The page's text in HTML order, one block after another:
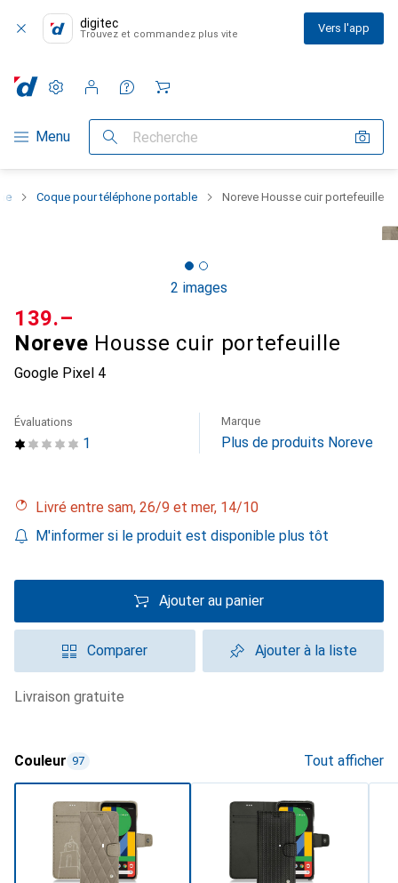
digitec
Trouvez et commandez plus vite Vers l'app
Navigation par catégorie
Menu Recherche
Paramètres
Compte client
Listes de comparaison
Listes d'envies
Panier
Coque pour téléphone portable Noreve Housse cuir portefeuille
2 images
Noreve Housse cuir portefeuille
Google Pixel 4
CHF
139.–
1
Évaluations Marque
Plus de produits Noreve
Livré entre sam, 26/9 et mer, 14/10
M'informer si le produit est disponible plus tôt
Ajouter au panier
Comparer Ajouter à la liste
livraison gratuite
Couleur 97 Tout afficher